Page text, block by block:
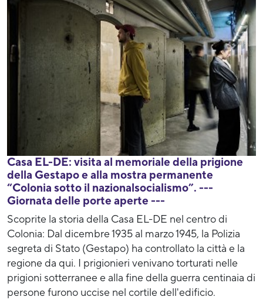
Casa EL-DE: visita al memoriale della prigione
della Gestapo e alla mostra permanente
“Colonia sotto il nazionalsocialismo”. ---
Giornata delle porte aperte ---
Scoprite la storia della Casa EL-DE nel centro di
Colonia: Dal dicembre 1935 al marzo 1945, la Polizia
segreta di Stato (Gestapo) ha controllato la città e la
regione da qui. I prigionieri venivano torturati nelle
prigioni sotterranee e alla fine della guerra centinaia di
persone furono uccise nel cortile dell'edificio.